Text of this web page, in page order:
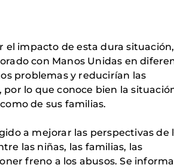
el impacto de esta dura situación,
con Manos Unidas en
problemas y reducirían las
por lo que conoce bien la
de sus familias.
a mejorar las perspectivas de
las niñas, las familias, las
freno a los abusos. Se